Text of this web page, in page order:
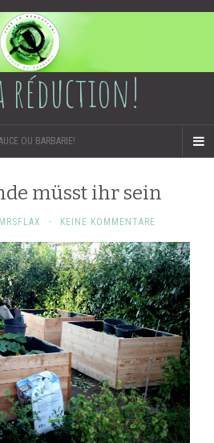
réduction!
OU BARBARIE!
müsst ihr sein
MRSFLAX · KEINE KOMMENTARE